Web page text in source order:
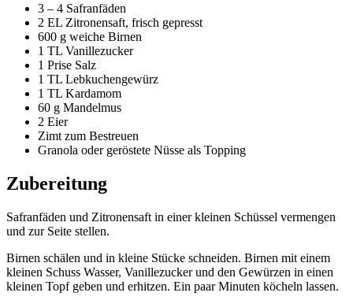
3 – 4 Safranfäden
2 EL Zitronensaft, frisch gepresst
600 g weiche Birnen
1 TL Vanillezucker
1 Prise Salz
1 TL Lebkuchengewürz
1 TL Kardamom
60 g Mandelmus
2 Eier
Zimt zum Bestreuen
Granola oder geröstete Nüsse als Topping
Zubereitung
Safranfäden und Zitronensaft in einer kleinen Schüssel vermengen
und zur Seite stellen.
Birnen schälen und in kleine Stücke schneiden. Birnen mit einem
kleinen Schuss Wasser, Vanillezucker und den Gewürzen in einen
kleinen Topf geben und erhitzen. Ein paar Minuten köcheln lassen.